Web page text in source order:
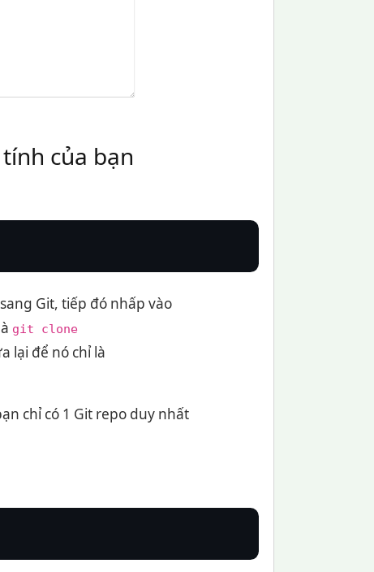
của bạn
Git, tiếp đó nhấp vào
git clone
lại để nó chỉ là
chỉ có 1 Git repo duy nhất